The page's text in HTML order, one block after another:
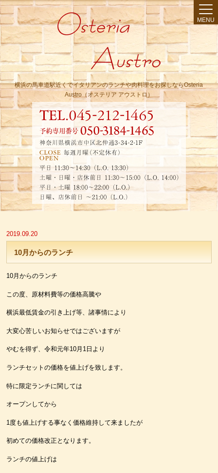
横浜の馬車道駅近くでイタリアンのランチや肉料理をお探しならOsteria
Austro（オステリア アウストロ）
MENU
2019.09.20
10月からのランチ
10月からのランチ
この度、原材料費等の価格高騰や
横浜最低賃金の引き上げ等、諸事情により
大変心苦しいお知らせではございますが
やむを得ず、令和元年10月1日より
ランチセットの価格を値上げを致します。
特に限定ランチに関しては
オープンしてから
1度も値上げする事なく価格維持して来ましたが
初めての価格改正となります。
ランチの値上げは